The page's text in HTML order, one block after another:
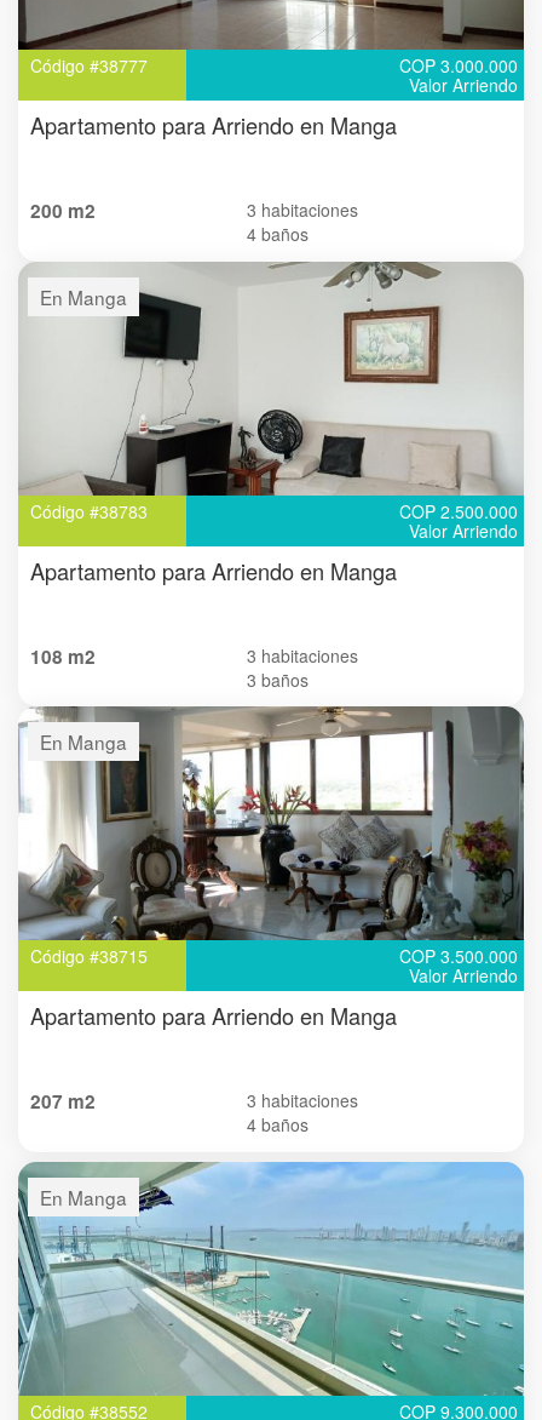
Código #38777
COP 3.000.000
Valor Arriendo
Apartamento para Arriendo en Manga
200 m2
3 habitaciones
4 baños
En Manga
Código #38783
COP 2.500.000
Valor Arriendo
Apartamento para Arriendo en Manga
108 m2
3 habitaciones
3 baños
En Manga
Código #38715
COP 3.500.000
Valor Arriendo
Apartamento para Arriendo en Manga
207 m2
3 habitaciones
4 baños
En Manga
Código #38552
COP 9.300.000